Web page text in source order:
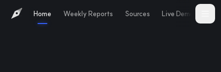
Home Weekly Reports Sources Live Demo